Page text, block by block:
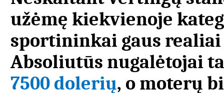
užėmę kiekvienoje
sportininkai gaus
Absoliutūs nugalėtojai
7500 dolerių, o moterų